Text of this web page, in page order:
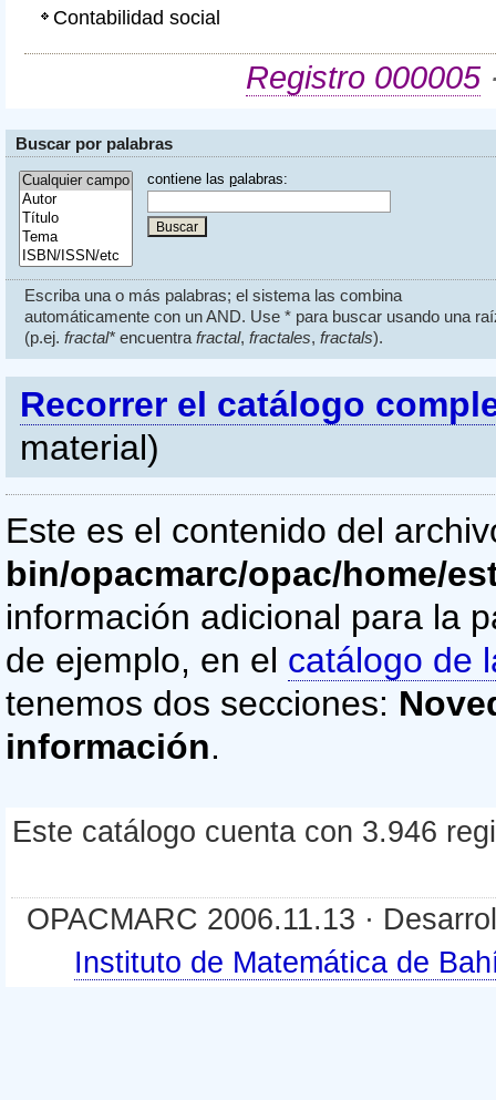
Contabilidad social
Registro 000005
Buscar por palabras
contiene las palabras:
Escriba una o más palabras; el sistema las combina
automáticamente con un AND. Use * para buscar usando una
(p.ej. fractal*encuentra fractal, fractales, fractals).
Recorrer el catálogo
material)
Este es el contenido del
bin/opacmarc/opac/home/
información adicional para la
de ejemplo, en el catálogo de
tenemos dos secciones:
información.
Este catálogo cuenta con 3.946
OPACMARC 2006.11.13 ·
Instituto de Matemática de